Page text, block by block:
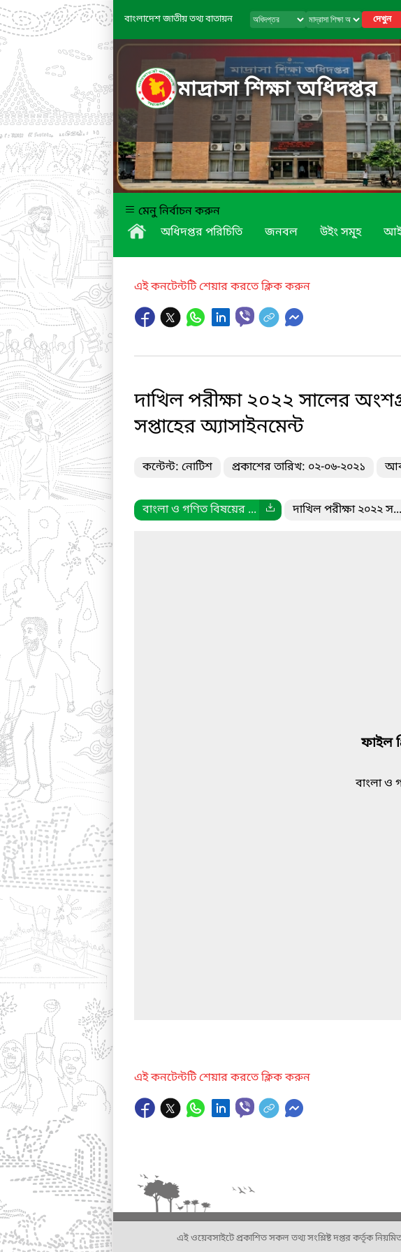
বাংলাদেশ জাতীয় তথ্য বাতায়ন দেখুন
মাদ্রাসা শিক্ষা অধিদপ্তর
মেনু নির্বাচন করুন
অধিদপ্তর পরিচিতি
জনবল উইং সমূ্হ
এই কনটেন্টটি শেয়ার করতে ক্লিক করুন
দাখিল পরীক্ষা ২০২২ সালের
সপ্তাহের অ্যাসাইনমেন্ট
কন্টেন্ট: নোটিশ প্রকাশের তারিখ: ০২-০৬-২০২১
বাংলা ও গণিত বিষয়ের ... দাখিল পরীক্ষা ২০২২ স...
ফাইল
বাংলা ও
এই কনটেন্টটি শেয়ার করতে ক্লিক করুন
এই ওয়েবসাইটে প্রকাশিত সকল তথ্য সংশ্লিষ্ট দপ্তর কর্তৃক নিয়মিত